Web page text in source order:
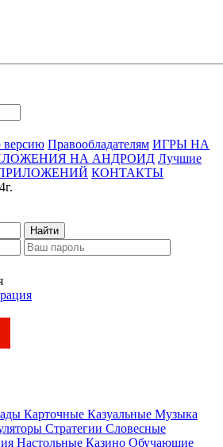
версию Правообладателям ИГРЫ НА
НА АНДРОИД Лучшие
КОНТАКТЫ
Найти
Карточные Казуальные Музыка
Стратегии Словесные
Настольные Казино Обучающие